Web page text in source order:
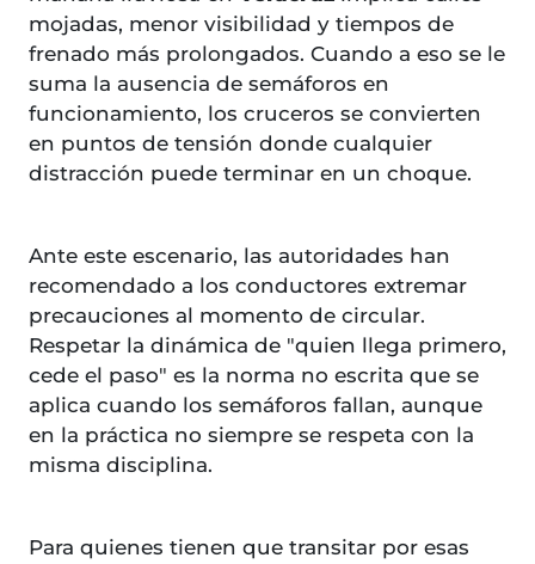
mojadas, menor visibilidad y tiempos de
frenado más prolongados. Cuando a eso se le
suma la ausencia de semáforos en
funcionamiento, los cruceros se convierten
en puntos de tensión donde cualquier
distracción puede terminar en un choque.
Ante este escenario, las autoridades han
recomendado a los conductores extremar
precauciones al momento de circular.
Respetar la dinámica de "quien llega primero,
cede el paso" es la norma no escrita que se
aplica cuando los semáforos fallan, aunque
en la práctica no siempre se respeta con la
misma disciplina.
Para quienes tienen que transitar por esas